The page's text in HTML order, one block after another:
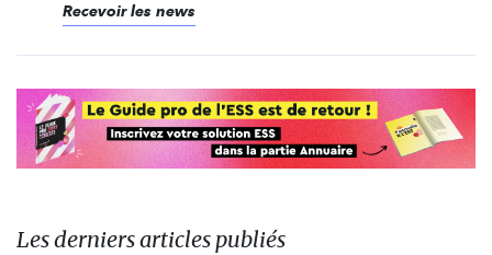
Recevoir les news
Les derniers articles publiés